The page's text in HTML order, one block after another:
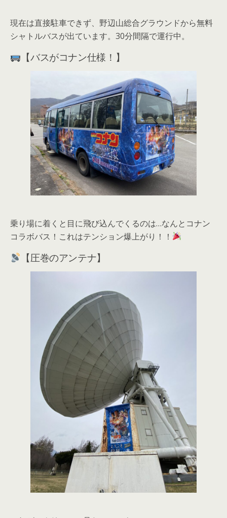
現在は直接駐車できず、野辺山総合グラウンドから無料
シャトルバスが出ています。30分間隔で運行中。
【バスがコナン仕様！】
乗り場に着くと目に飛び込んでくるのは…なんとコナン
コラボバス！これはテンション爆上がり！！
【圧巻のアンテナ】